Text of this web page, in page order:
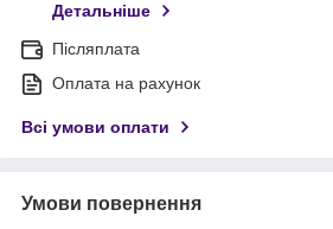
Детальніше
Післяплата
Оплата на рахунок
Всі умови оплати
Умови повернення